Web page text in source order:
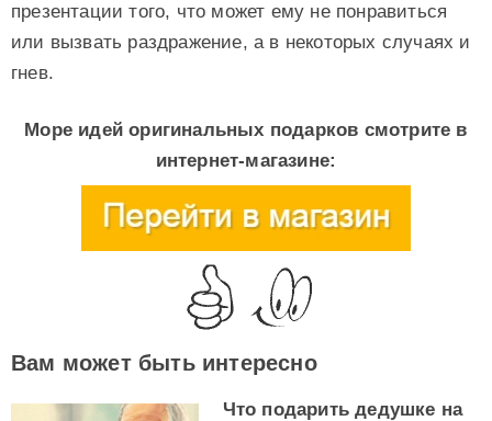
презентации того, что может ему не понравиться
или вызвать раздражение, а в некоторых случаях и
гнев.
Море идей оригинальных подарков смотрите в
интернет-магазине:
Вам может быть интересно
Что подарить дедушке на